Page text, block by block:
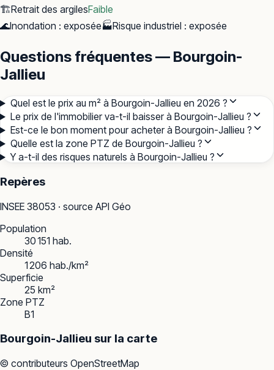
🏗️Retrait des argilesFaible
🌊Inondation : exposée🏭Risque industriel : exposée
Questions fréquentes — Bourgoin-
Jallieu
Quel est le prix au m² à Bourgoin-Jallieu en 2026 ?
Le prix de l'immobilier va-t-il baisser à Bourgoin-Jallieu ?
Est-ce le bon moment pour acheter à Bourgoin-Jallieu ?
Quelle est la zone PTZ de Bourgoin-Jallieu ?
Y a-t-il des risques naturels à Bourgoin-Jallieu ?
Repères
INSEE 38053 · source API Géo
Population
30 151 hab.
Densité
1 206 hab./km²
Superficie
25 km²
Zone PTZ
B1
Bourgoin-Jallieu sur la carte
© contributeurs OpenStreetMap